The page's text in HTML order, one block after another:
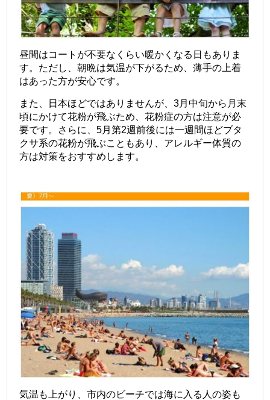
昼間はコートが不要なくらい暖かくなる日もありま
す。 ただし、朝晩は気温が下がるため、薄手の上着
はあった方が安心です。
また、日本ほどではありませんが、3月中旬から月末
頃にかけて花粉が飛ぶため、花粉症の方は注意が必
要です。
さらに、5月第2週前後には一週間ほどブタ
クサ系の花粉が飛ぶこともあり、アレルギー体質の
方は対策をおすすめします。
気温も上がり、市内のビーチでは海に入る人の姿も